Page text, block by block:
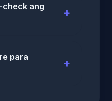
check ang
para